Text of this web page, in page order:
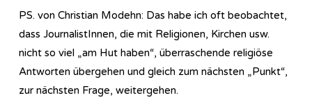
PS. von Christian Modehn: Das habe ich oft beobachtet,
dass JournalistInnen, die mit Religionen, Kirchen usw.
nicht so viel „am Hut haben“, überraschende religiöse
Antworten übergehen und gleich zum nächsten „Punkt“,
zur nächsten Frage, weitergehen.